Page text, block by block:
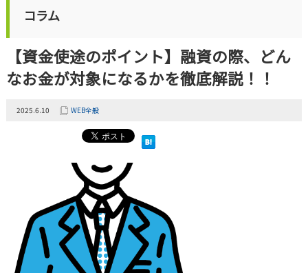
コラム
【資金使途のポイント】融資の際、どん
なお金が対象になるかを徹底解説！！
2025.6.10 WEB全般